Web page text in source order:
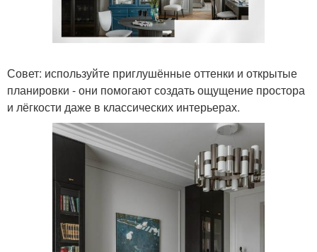
Совет: используйте приглушённые оттенки и открытые
планировки - они помогают создать ощущение простора
и лёгкости даже в классических интерьерах.